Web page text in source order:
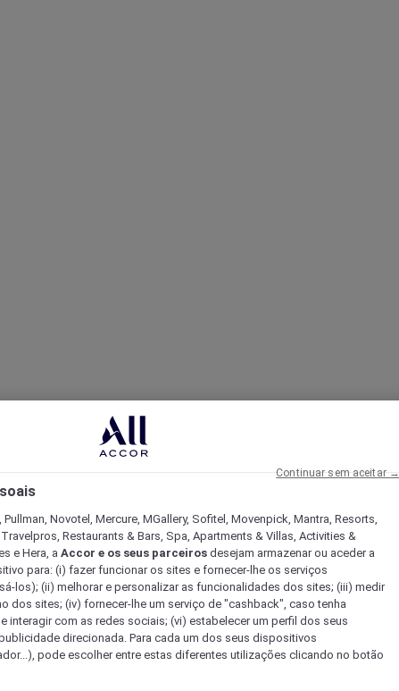
Novotel, Mercure, MGallery, Sofitel, Movenpick, Mantra, Resorts,
Restaurants & Bars, Spa, Apartments & Villas, Activities &
e Hera, a Accor e os seus parceiros desejam armazenar ou aceder a
para: (i) fazer funcionar os sites e fornecer-lhe os serviços
los); (ii) melhorar e personalizar as funcionalidades dos sites; (iii) medir
dos sites; (iv) fornecer-lhe um serviço de "cashback", caso tenha
interagir com as redes sociais; (vi) estabelecer um perfil dos seus
direcionada. Para cada um dos seus dispositivos
pode escolher entre estas diferentes utilizações clicando no botão
Continuar sem aceitar →